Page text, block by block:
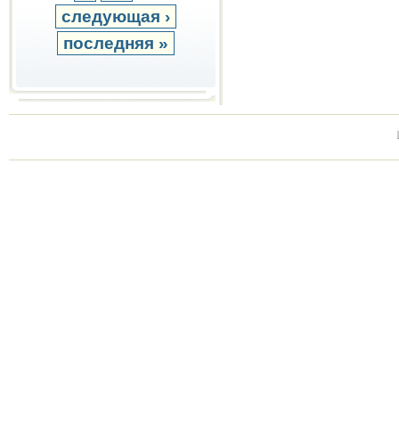
следующая ›
последняя »